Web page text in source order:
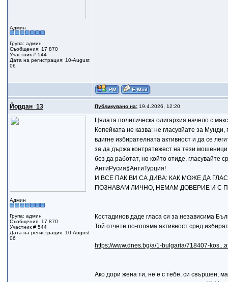
Админ
Група: админ
Съобщения: 17 870
Участник # 544
Дата на регистрация: 10-August
06
Йордан_13 Публикувано на:19.4.2026, 12:20
Админ
Група: админ
Съобщения: 17 870
Участник # 544
Дата на регистрация: 10-August
06
Цялата политическа олигархия начело с
Копейката не казва: не гласувйате за
вдигне избирателната активност и да се
за да държа контратежест на тези
без да работат, но който отиде, гласувайте
АнтиРусия§АнтиТурция!
И ВСЕ ПАК ВИ СА ДИВА: КАК МОЖЕ ДА
ПОЗНАВАМ ЛИЧНО, НЕМАМ ДОВЕРИЕ И С
Костадинов даде гласа си за независима
Той отчете по-голяма активност сред
https://www.dnes.bg/a/1-bulgaria/718407-
Aко дори жена ти, не е с тебе, си свършен,